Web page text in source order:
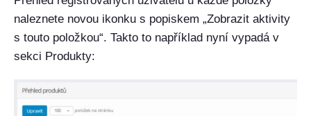
naleznete novou ikonku s popiskem „Zobrazit aktivity
s touto položkou“. Takto to například nyní vypadá v
sekci Produkty: